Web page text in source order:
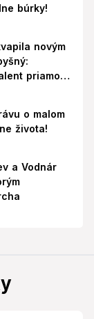
búrky!
novým
priamo v
o malom
života!
a Vodnár